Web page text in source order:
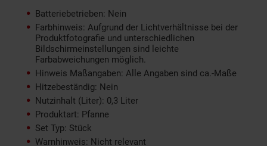
Batteriebetrieben: Nein
Farbhinweis: Aufgrund der Lichtverhältnisse bei der
Produktfotografie und unterschiedlichen
Bildschirmeinstellungen sind leichte
Farbabweichungen möglich.
Hinweis Maßangaben: Alle Angaben sind ca.-Maße
Hitzebeständig: Nein
Nutzinhalt (Liter): 0,3 Liter
Produktart: Pfanne
Set Typ: Stück
Warnhinweis: Nicht relevant